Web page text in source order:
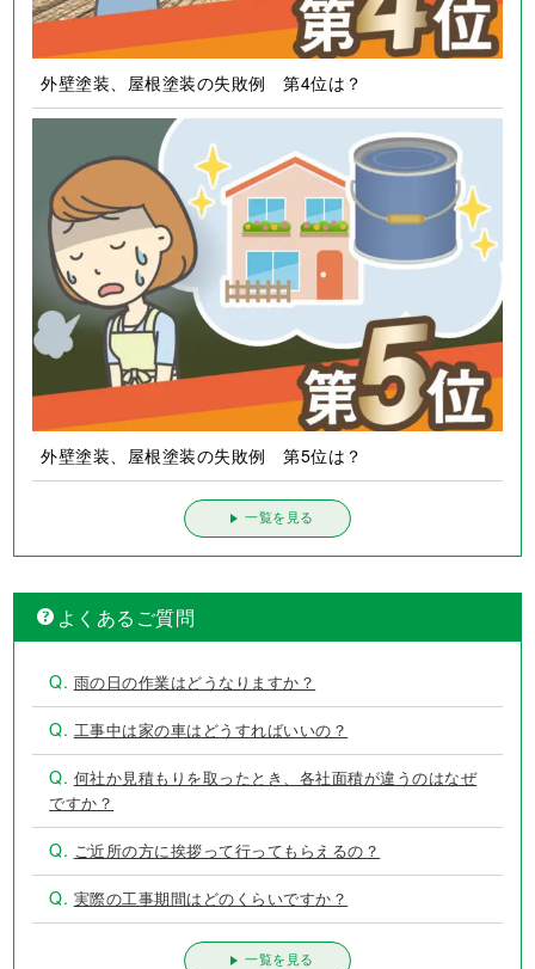
外壁塗装、屋根塗装の失敗例 第4位は？
外壁塗装、屋根塗装の失敗例 第5位は？
一覧を見る
よくあるご質問
Q. 雨の日の作業はどうなりますか？
Q. 工事中は家の車はどうすればいいの？
Q. 何社か見積もりを取ったとき、各社面積が違うのはなぜ
ですか？
Q. ご近所の方に挨拶って行ってもらえるの？
Q. 実際の工事期間はどのくらいですか？
一覧を見る